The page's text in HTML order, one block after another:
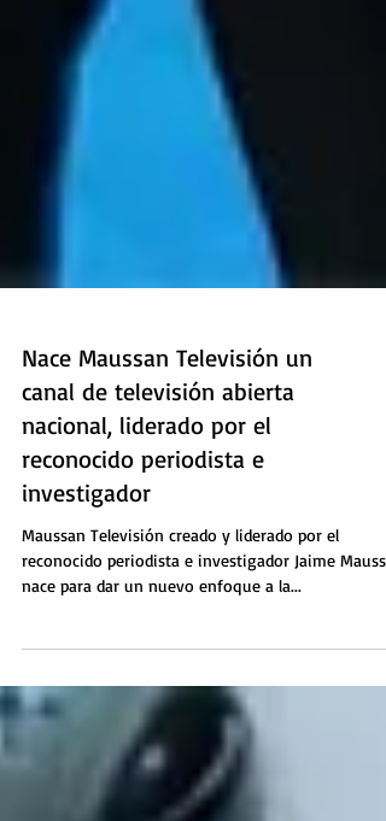
Nace Maussan Televisión un
canal de televisión abierta
nacional, liderado por el
reconocido periodista e
investigador
Maussan Televisión creado y liderado por el